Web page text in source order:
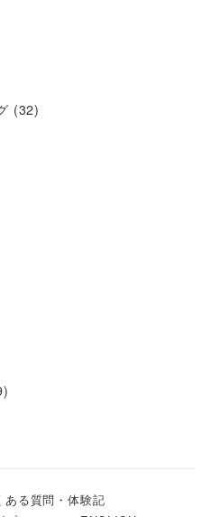
(32)
ある質問・体験記